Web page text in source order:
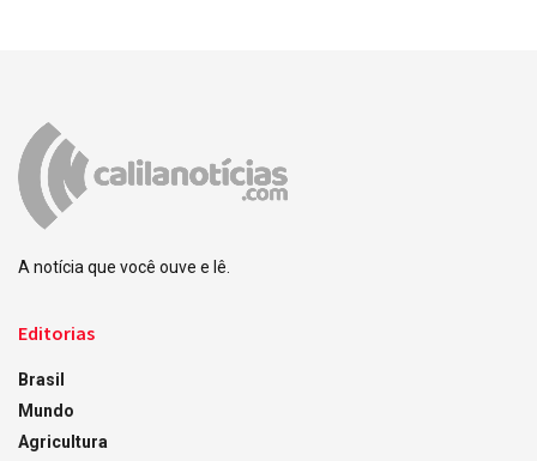
A notícia que você ouve e lê.
Editorias
Brasil
Mundo
Agricultura